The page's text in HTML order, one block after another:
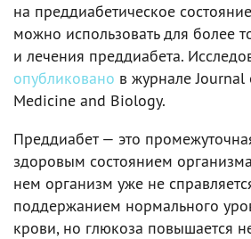
на преддиабетическое
можно использовать для более
и лечения преддиабета.
опубликовано в журнале
Medicine and Biology.
Преддиабет — это
здоровым состоянием
нем организм уже не
поддержанием нормального
крови, но глюкоза повышается